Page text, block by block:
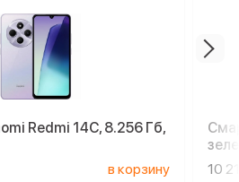
Redmi 14C, 8.256 Гб,
в корзину
10